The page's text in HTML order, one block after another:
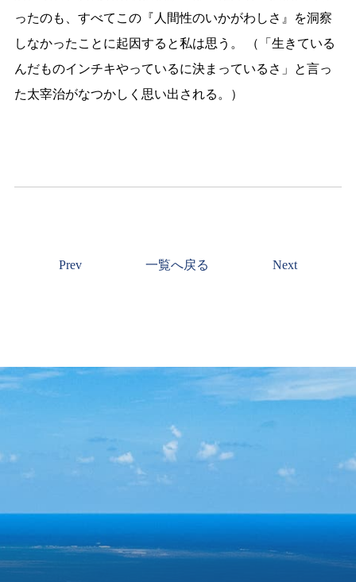
ったのも、すべてこの『人間性のいかがわしさ』を洞察
しなかったことに起因すると私は思う。 （「生きている
んだものインチキやっているに決まっているさ」と言っ
た太宰治がなつかしく思い出される。）
Prev 一覧へ戻る Next